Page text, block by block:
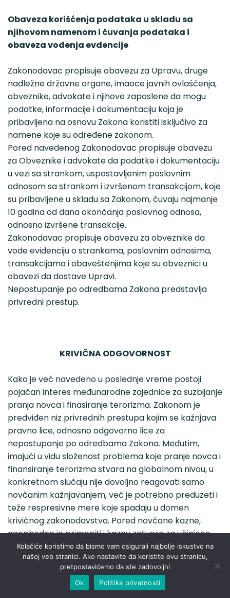
Obaveza korišćenja podataka u skladu sa
njihovom namenom i čuvanja podataka i
obaveza vođenja evdencije
Zakonodavac propisuje obavezu za Upravu, druge
nadležne državne organe, imaoce javnih ovlašćenja,
obveznike, advokate i njihove zaposlene da mogu
podatke, informacije i dokumentaciju koja je
pribavljena na osnovu Zakona koristiti isključivo za
namene koje su određene zakonom.
Pored navedenog Zakonodavac propisuje obavezu
za Obveznike i advokate da podatke i dokumentaciju
u vezi sa strankom, uspostavljenim poslovnim
odnosom sa strankom i izvršenom transakcijom, koje
su pribavljene u skladu sa Zakonom, čuvaju najmanje
10 godina od dana okončanja poslovnog odnosa,
odnosno izvršene transakcije.
Zakonodavac propisuje obavezu za obveznike da
vode evidenciju o strankama, poslovnim odnosima,
transakcijama i obaveštenjima koje su obveznici u
obavezi da dostave Upravi.
Nepostupanje po odredbama Zakona predstavlja
privredni prestup.
KRIVIČNA ODGOVORNOST
Kako je već navedeno u poslednje vreme postoji
pojačan interes međunarodne zajednice za suzbijanje
pranja novca i finasiranje terorizma. Zakonom je
predviđen niz privrednih prestupa kojim se kažnjava
pravno lice, odnosno odgovorno lice za
nepostupanje po odredbama Zakona. Međutim,
imajući u vidu složenost problema koje pranje novca i
finansiranje terorizma stvara na globalnom nivou, u
konkretnom slučaju nije dovoljno reagovati samo
novčanim kažnjavanjem, već je potrebno preduzeti i
teže respresivne mere koje spadaju u domen
krivičnog zakonodavstva. Pored novčane kazne,
neophodno je primeniti i kaznu zatvora za učinioce
ovih dela, a kako bi se strogim represivnim merama
uticalo na učinioce. Represija u velikom broju
slučajeva znači i prevenciju, jer se propisivanjem
strogih novčanih kazni za učinioce navedenih dela,
Kolačiće koristimo da bismo vam osigurali najbolje iskustvo na
našoj veb stranici. Ako nastavite da koristite ovu stranicu,
pretpostavićemo da ste zadovoljni
Ok
Politika privatnosti